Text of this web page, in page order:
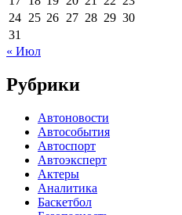
24 25 26 27 28 29 30
31
« Июл
Рубрики
Автоновости
Автособытия
Автоспорт
Автоэксперт
Актеры
Аналитика
Баскетбол